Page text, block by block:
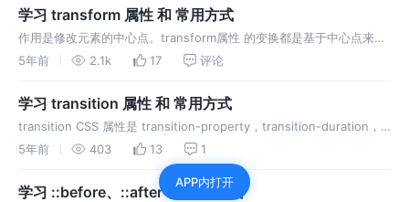
视效果。 perspective 属性只影响 3D 转换元素。 透…
学习 transform 属性 和 常用方式
作用是修改元素的中心点。transform属性 的变换都是基于中心点来进
行变换的，中心点修改，元素变换后的位置就会改变。 可以使用一个，
类型是css 长度单位、百分比 或 left, center, right, …
5年前 2.1k 17 评论
学习 transition 属性 和 常用方式
transition CSS 属性是 transition-property，transition-duration，
transition-timing-function 和 transition-delay 的一个 简写属性 。
主要用于实现 过渡动画，过渡可以为一个元素在不…
5年前 403 13 1
学习 ::before、::after 和 常用方式
APP内打开